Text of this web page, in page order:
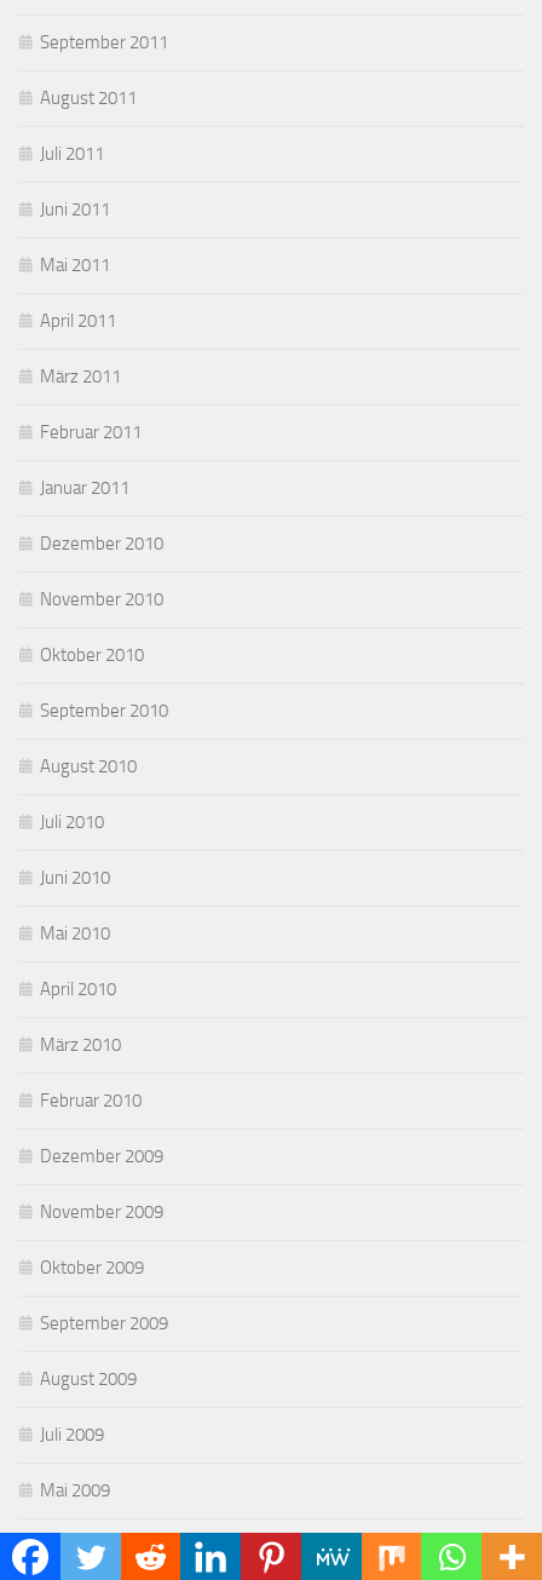
September 2011
August 2011
Juli 2011
Juni 2011
Mai 2011
April 2011
März 2011
Februar 2011
Januar 2011
Dezember 2010
November 2010
Oktober 2010
September 2010
August 2010
Juli 2010
Juni 2010
Mai 2010
April 2010
März 2010
Februar 2010
Dezember 2009
November 2009
Oktober 2009
September 2009
August 2009
Juli 2009
Mai 2009
April 2009